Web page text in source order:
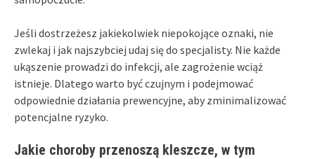
Jeśli dostrzeżesz jakiekolwiek niepokojące oznaki, nie
zwlekaj i jak najszybciej udaj się do specjalisty. Nie każde
ukąszenie prowadzi do infekcji, ale zagrożenie wciąż
istnieje. Dlatego warto być czujnym i podejmować
odpowiednie działania prewencyjne, aby zminimalizować
potencjalne ryzyko.
Jakie choroby przenoszą kleszcze, w tym